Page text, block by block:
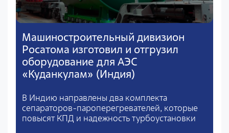
Машиностроительный дивизион
Росатома изготовил и отгрузил
оборудование для АЭС
«Куданкулам» (Индия)
В Индию направлены два комплекта
сепараторов-пароперегревателей, которые
повысят КПД и надежность турбоустановки